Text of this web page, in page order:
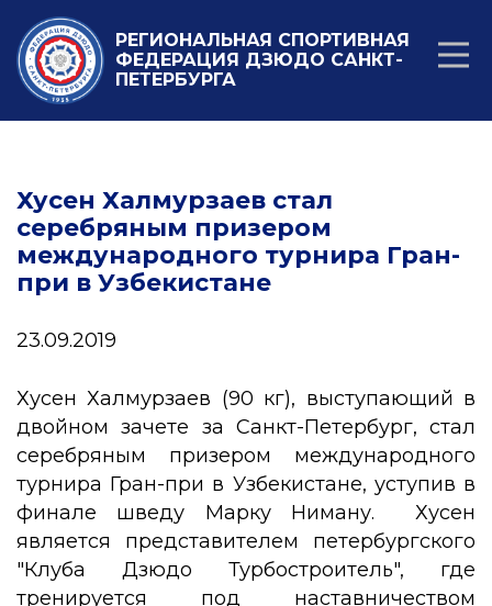
РЕГИОНАЛЬНАЯ СПОРТИВНАЯ
ФЕДЕРАЦИЯ ДЗЮДО САНКТ-
ПЕТЕРБУРГА
Хусен Халмурзаев стал
серебряным призером
международного турнира Гран-
при в Узбекистане
23.09.2019
Хусен Халмурзаев (90 кг), выступающий в
двойном зачете за Санкт-Петербург, стал
серебряным призером международного
турнира Гран-при в Узбекистане, уступив в
финале шведу Марку Ниману. Хусен
является представителем петербургского
"Клуба Дзюдо Турбостроитель", где
тренируется под наставничеством